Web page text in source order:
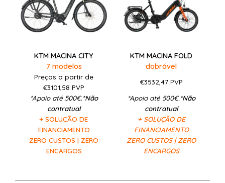
KTM MACINA CITY
7 modelos
KTM MACINA FOLD
dobrável
Preços a partir de
€3101,58 PVP
€3532,47PVP
*Apoio até 500€.*Não
contratual
*Apoio até 500€.*Não
contratual
+ SOLUÇÃO DE
FINANCIAMENTO
ZERO CUSTOS | ZERO
ENCARGOS
+ SOLUÇÃO DE
FINANCIAMENTO
ZERO CUSTOS | ZERO
ENCARGOS